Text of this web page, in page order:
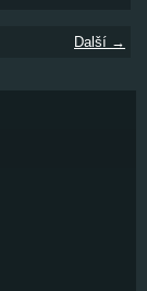
Další →